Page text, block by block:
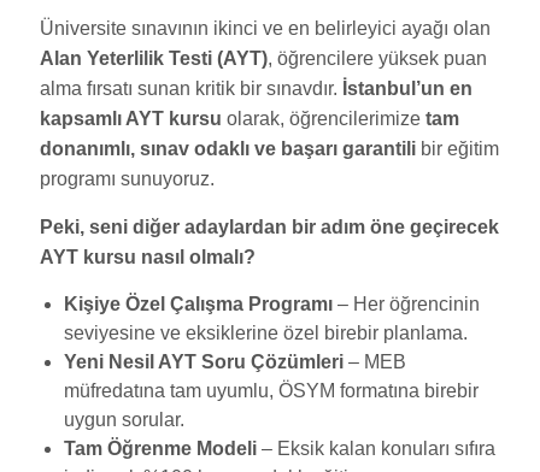
Üniversite sınavının ikinci ve en belirleyici ayağı olan
Alan Yeterlilik Testi (AYT), öğrencilere yüksek puan
alma fırsatı sunan kritik bir sınavdır. İstanbul’un en
kapsamlı AYT kursu olarak, öğrencilerimize tam
donanımlı, sınav odaklı ve başarı garantilibir eğitim
programı sunuyoruz.
Peki, seni diğer adaylardan bir adım öne geçirecek
AYT kursu nasıl olmalı?
Kişiye Özel Çalışma Programı– Her öğrencinin
seviyesine ve eksiklerine özel birebir planlama.
Yeni Nesil AYT Soru Çözümleri– MEB
müfredatına tam uyumlu, ÖSYM formatına birebir
uygun sorular.
Tam Öğrenme Modeli– Eksik kalan konuları sıfıra